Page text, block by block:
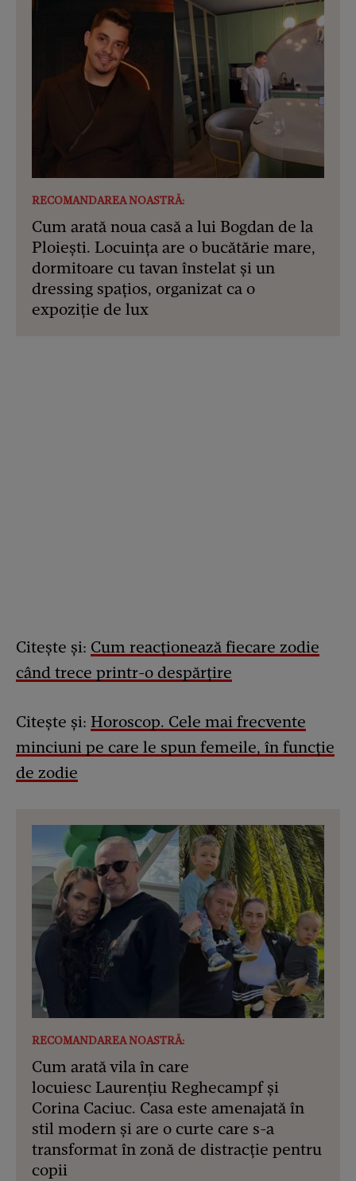
RECOMANDAREA NOASTRĂ:
Cum arată noua casă a lui Bogdan de la
Ploiești. Locuința are o bucătărie mare,
dormitoare cu tavan înstelat și un
dressing spațios, organizat ca o
expoziție de lux
Citește și: Cum reacționează fiecare zodie
când trece printr-o despărțire
Citește și: Horoscop. Cele mai frecvente
minciuni pe care le spun femeile, în funcţie
de zodie
RECOMANDAREA NOASTRĂ:
Cum arată vila în care
locuiesc Laurențiu Reghecampf și
Corina Caciuc. Casa este amenajată în
stil modern și are o curte care s-a
transformat în zonă de distracție pentru
copii